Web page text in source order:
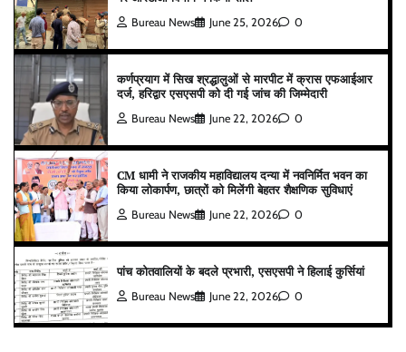
Bureau News June 25, 2026 0
कर्णप्रयाग में सिख श्रद्धालुओं से मारपीट में क्रास एफआईआर
दर्ज, हरिद्वार एसएसपी को दी गई जांच की जिम्मेदारी
Bureau News June 22, 2026 0
CM धामी ने राजकीय महाविद्यालय दन्या में नवनिर्मित भवन का
किया लोकार्पण, छात्रों को मिलेंगी बेहतर शैक्षणिक सुविधाएं
Bureau News June 22, 2026 0
पांच कोतवालियों के बदले प्रभारी, एसएसपी ने हिलाई कुर्सियां
Bureau News June 22, 2026 0